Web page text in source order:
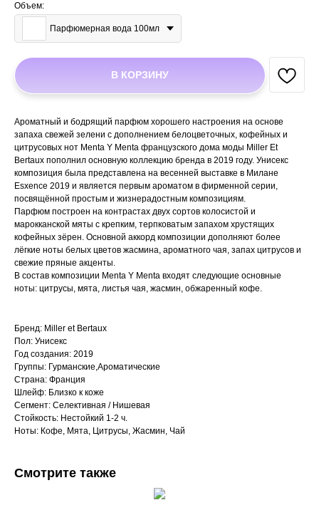
Объем:
Парфюмерная вода 100мл
В КОРЗИНУ
Ароматный и бодрящий парфюм хорошего настроения на основе
запаха свежей зелени с дополнением белоцветочных, кофейных и
цитрусовых нот Menta Y Menta французского дома моды Miller Et
Bertaux пополнил основную коллекцию бренда в 2019 году. Унисекс
композиция была представлена на весенней выставке в Милане
Esxence 2019 и является первым ароматом в фирменной серии,
посвящённой простым и жизнерадостным композициям.
Парфюм построен на контрастах двух сортов колосистой и
марокканской мяты с крепким, терпковатым запахом хрустящих
кофейных зёрен. Основной аккорд композиции дополняют более
лёгкие ноты белых цветов жасмина, ароматного чая, запах цитрусов и
свежие пряные акценты.
В состав композиции Menta Y Menta входят следующие основные
ноты: цитрусы, мята, листья чая, жасмин, обжаренный кофе.
Бренд: Miller et Bertaux
Пол: Унисекс
Год создания: 2019
Группы: Гурманские,Ароматические
Страна: Франция
Шлейф: Близко к коже
Сегмент: Селективная / Нишевая
Стойкость: Нестойкий 1-2 ч.
Ноты: Кофе, Мята, Цитрусы, Жасмин, Чай
Смотрите также